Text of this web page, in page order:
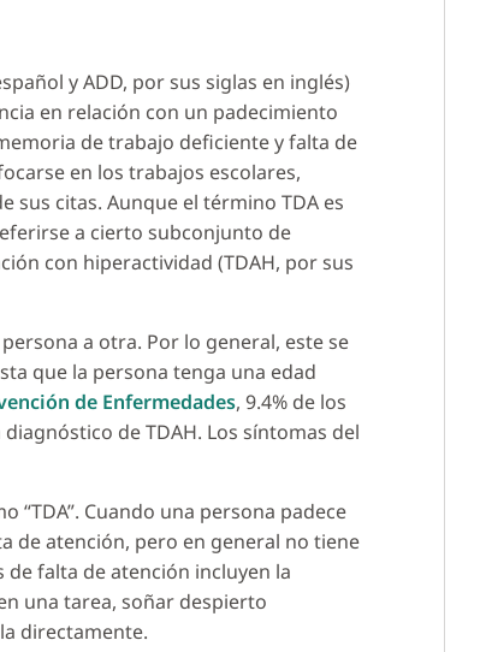
y ADD, por sus siglas en inglés)
en relación con un padecimiento
de trabajo deficiente y falta de
en los trabajos escolares,
sus citas. Aunque el término TDA es
a cierto subconjunto de
con hiperactividad (TDAH, por sus
a otra. Por lo general, este se
que la persona tenga una edad
de Enfermedades, 9.4% de los
de TDAH. Los síntomas del
“TDA”. Cuando una persona padece
de atención, pero en general no tiene
falta de atención incluyen la
una tarea, soñar despierto
directamente.